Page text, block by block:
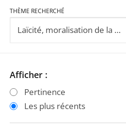
THÈME RECHERCHÉ
Passer
les
filtres
Passer
les
filtres
Afficher :
Pertinence
Les plus récents